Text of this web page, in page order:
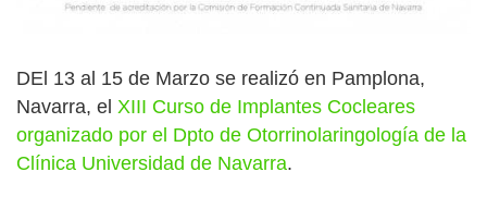
DEl 13 al 15 de Marzo se realizó en Pamplona,
Navarra, el XIII Curso de Implantes Cocleares
organizado por el Dpto de Otorrinolaringología de la
Clínica Universidad de Navarra.